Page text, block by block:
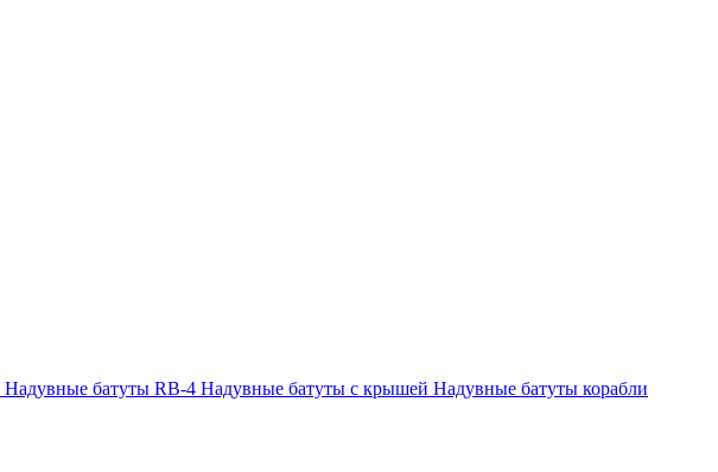
Надувные батуты RB-4 Надувные батуты с крышей Надувные батуты корабли